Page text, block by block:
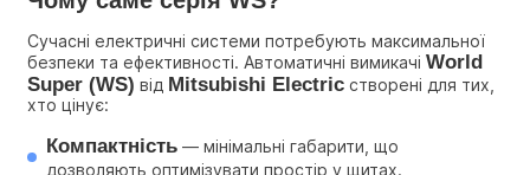
Сучасні електричні системи потребують максимальної
безпеки та ефективності. Автоматичні вимикачі World
Super (WS) від Mitsubishi Electric створені для тих,
хто цінує:
Компактність — мінімальні габарити, що
дозволяють оптимізувати простір у щитах.